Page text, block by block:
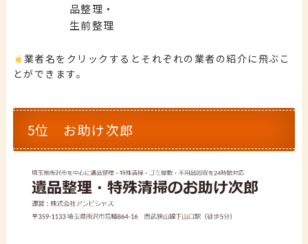
品整理・
生前整理
業者名をクリックするとそれぞれの業者の紹介に飛ぶこ
とができます。
5位 お助け次郎